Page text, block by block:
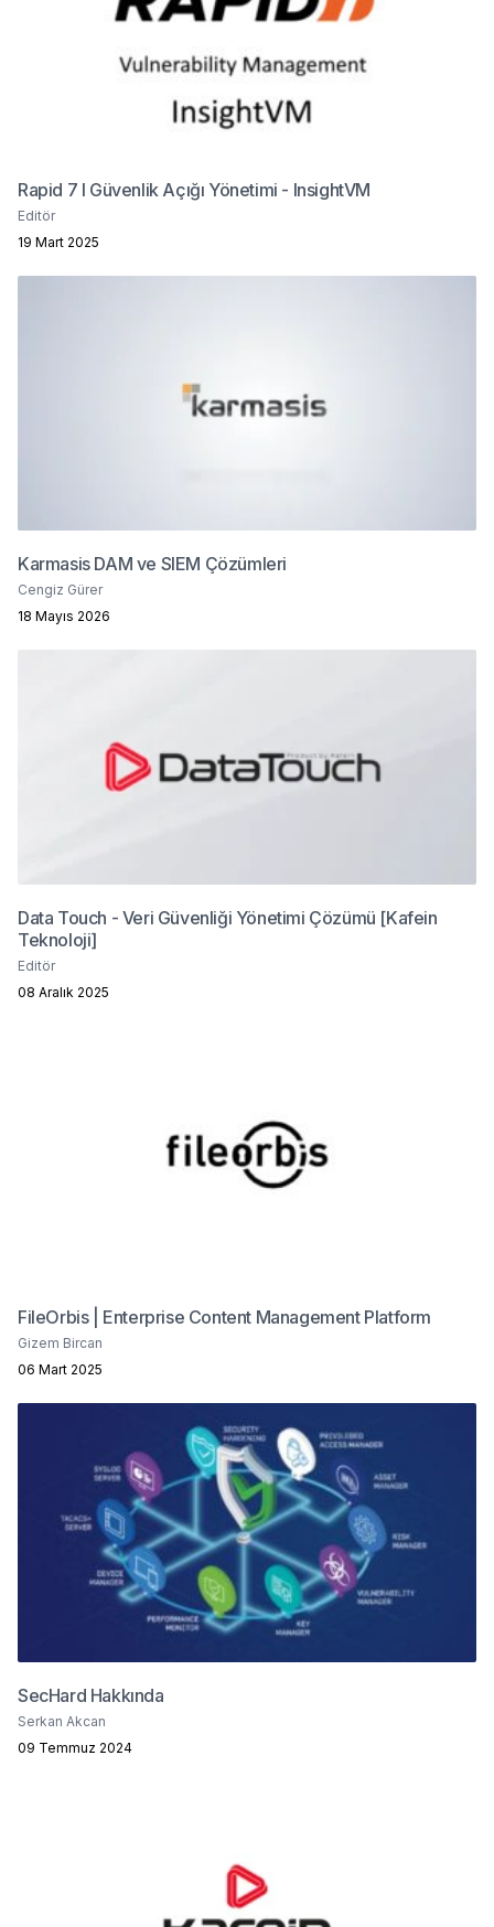
Rapid 7 I Güvenlik Açığı Yönetimi - InsightVM
Editör
19 Mart 2025
Karmasis DAM ve SIEM Çözümleri
Cengiz Gürer
18 Mayıs 2026
Data Touch - Veri Güvenliği Yönetimi Çözümü [Kafein
Teknoloji]
Editör
08 Aralık 2025
FileOrbis | Enterprise Content Management Platform
Gizem Bircan
06 Mart 2025
SecHard Hakkında
Serkan Akcan
09 Temmuz 2024